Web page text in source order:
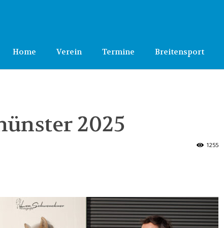
Home Verein Termine Breitensport
2025
1255